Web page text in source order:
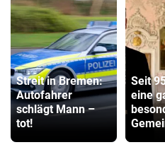
Streit in Bremen:
Autofahrer
schlägt Mann –
tot!
Seit
eine